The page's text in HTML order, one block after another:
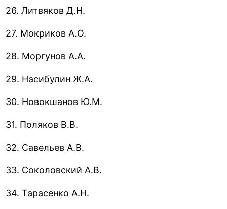
26. Литвяков Д.Н.
27. Мокриков А.О.
28. Моргунов А.А.
29. Насибулин Ж.А.
30. Новокшанов Ю.М.
31. Поляков В.В.
32. Савельев А.В.
33. Соколовский А.В.
34. Тарасенко А.Н.